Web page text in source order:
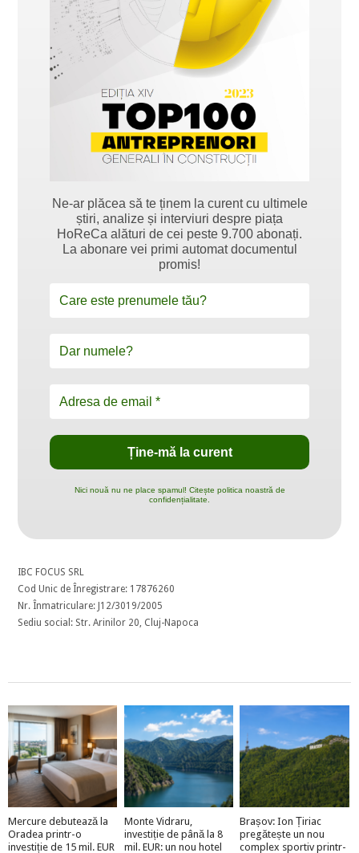
Ne-ar plăcea să te ținem la curent cu ultimele
știri, analize și interviuri despre piața
HoReCa alături de cei peste 9.700 abonați.
La abonare vei primi automat documentul
promis!
Nici nouă nu ne place spamul! Citește politica noastră de
confidențialitate.
IBC FOCUS SRL
Cod Unic de Înregistrare: 17876260
Nr. Înmatriculare: J12/3019/2005
Sediu social: Str. Arinilor 20, Cluj-Napoca
Mercure debutează la
Oradea printr-o
investiție de 15 mil. EUR
Monte Vidraru,
investiție de până la 8
mil. EUR: un nou hotel
Brașov: Ion Țiriac
pregătește un nou
complex sportiv printr-